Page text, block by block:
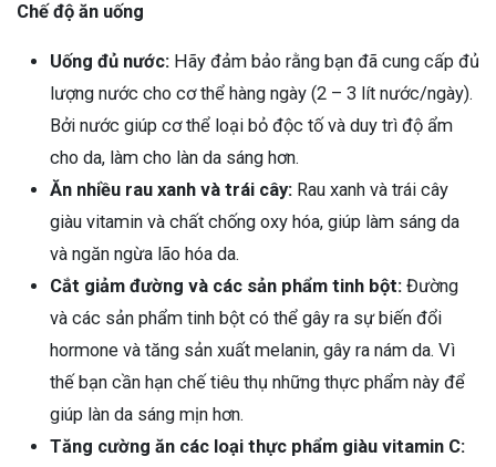
Chế độ ăn uống
Uống đủ nước: Hãy đảm bảo rằng bạn đã cung cấp đủ
lượng nước cho cơ thể hàng ngày (2 – 3 lít nước/ngày).
Bởi nước giúp cơ thể loại bỏ độc tố và duy trì độ ẩm
cho da, làm cho làn da sáng hơn.
Ăn nhiều rau xanh và trái cây: Rau xanh và trái cây
giàu vitamin và chất chống oxy hóa, giúp làm sáng da
và ngăn ngừa lão hóa da.
Cắt giảm đường và các sản phẩm tinh bột: Đường
và các sản phẩm tinh bột có thể gây ra sự biến đổi
hormone và tăng sản xuất melanin, gây ra nám da. Vì
thế bạn cần hạn chế tiêu thụ những thực phẩm này để
giúp làn da sáng mịn hơn.
Tăng cường ăn các loại thực phẩm giàu vitamin C: